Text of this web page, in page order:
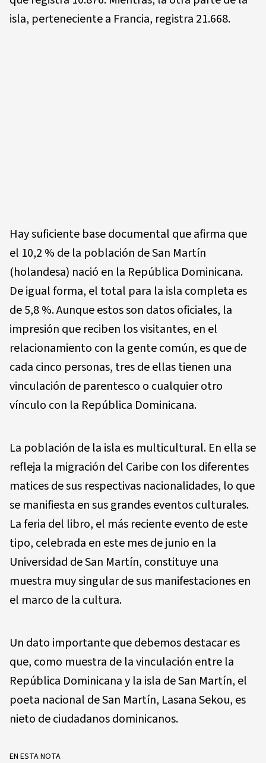
isla, perteneciente a Francia, registra 21.668.
Hay suficiente base documental que afirma que
el 10,2 % de la población de San Martín
(holandesa) nació en la República Dominicana.
De igual forma, el total para la isla completa es
de 5,8 %. Aunque estos son datos oficiales, la
impresión que reciben los visitantes, en el
relacionamiento con la gente común, es que de
cada cinco personas, tres de ellas tienen una
vinculación de parentesco o cualquier otro
vínculo con la República Dominicana.
La población de la isla es multicultural. En ella se
refleja la migración del Caribe con los diferentes
matices de sus respectivas nacionalidades, lo que
se manifiesta en sus grandes eventos culturales.
La feria del libro, el más reciente evento de este
tipo, celebrada en este mes de junio en la
Universidad de San Martín, constituye una
muestra muy singular de sus manifestaciones en
el marco de la cultura.
Un dato importante que debemos destacar es
que, como muestra de la vinculación entre la
República Dominicana y la isla de San Martín, el
poeta nacional de San Martín, Lasana Sekou, es
nieto de ciudadanos dominicanos.
EN ESTA NOTA